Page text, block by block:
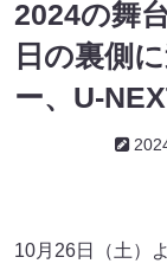
2024の舞
日の裏側
ー、U-
10月26日（土）